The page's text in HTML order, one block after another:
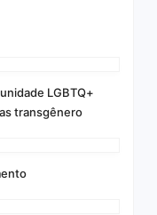
LGBTQ+
transgênero